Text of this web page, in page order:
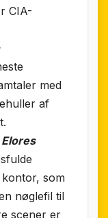
CIA-
med
af
kontor, som
nøglefil til
scener er